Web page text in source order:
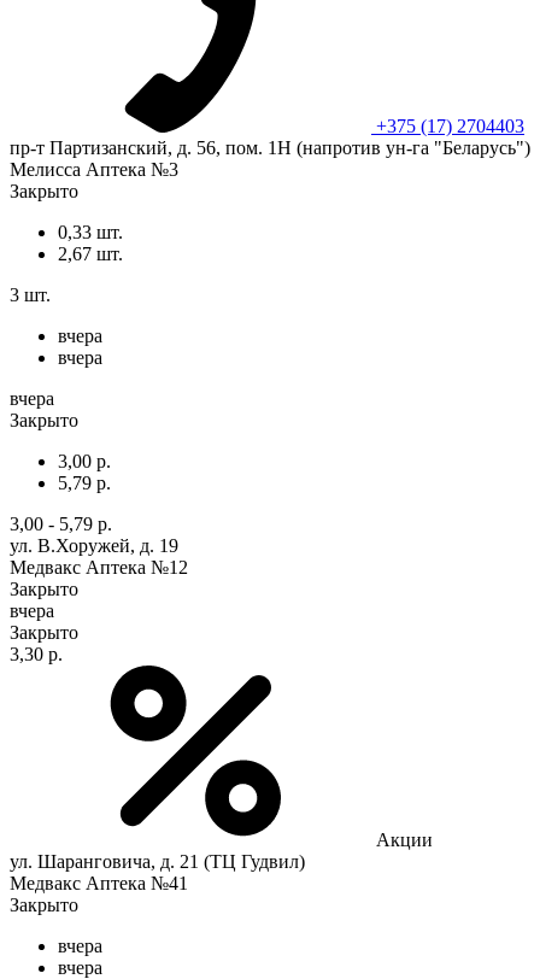
+375 (17) 2704403
пр-т Партизанский, д. 56, пом. 1Н (напротив ун-га "Беларусь")
Мелисса Аптека №3
Закрыто
0,33 шт.
2,67 шт.
3 шт.
вчера
вчера
вчера
Закрыто
3,00 р.
5,79 р.
3,00 - 5,79 р.
ул. В.Хоружей, д. 19
Медвакс Аптека №12
Закрыто
вчера
Закрыто
3,30 р.
Акции
ул. Шаранговича, д. 21 (ТЦ Гудвил)
Медвакс Аптека №41
Закрыто
вчера
вчера